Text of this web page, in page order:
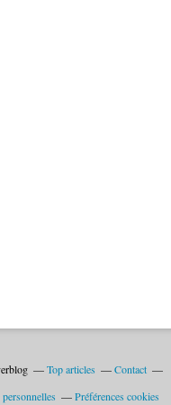
Top articles
Contact
Préférences cookies